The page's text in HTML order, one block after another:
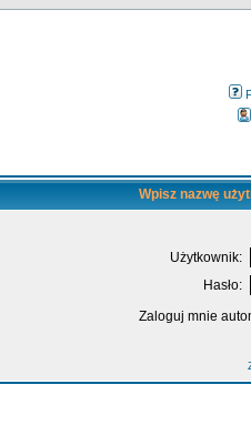
Wpisz nazwę
Użytkownik:
Hasło:
Zaloguj mnie